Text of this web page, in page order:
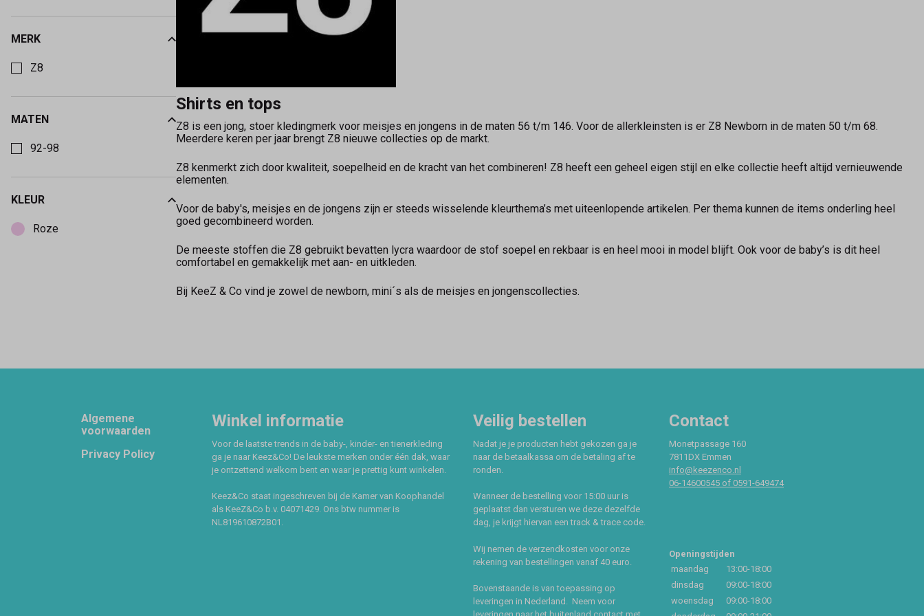
MERK
Z8
MATEN
92-98
KLEUR
Roze
Shirts en tops
Z8 is een jong, stoer kledingmerk voor meisjes en jongens in de maten 56 t/m 146. Voor de allerkleinsten is er Z8 Newborn in de maten 50 t/m 68.
Meerdere keren per jaar brengt Z8 nieuwe collecties op de markt.
Z8 kenmerkt zich door kwaliteit, soepelheid en de kracht van het combineren! Z8 heeft een geheel eigen stijl en elke collectie heeft altijd vernieuwende
elementen.
Voor de baby's, meisjes en de jongens zijn er steeds wisselende kleurthema’s met uiteenlopende artikelen. Per thema kunnen de items onderling heel
goed gecombineerd worden.
De meeste stoffen die Z8 gebruikt bevatten lycra waardoor de stof soepel en rekbaar is en heel mooi in model blijft. Ook voor de baby’s is dit heel
comfortabel en gemakkelijk met aan- en uitkleden.
Bij KeeZ & Co vind je zowel de newborn, mini´s als de meisjes en jongenscollecties.
Footer
Algemene
voorwaarden
Privacy Policy
Winkel informatie
Voor de laatste trends in de baby-, kinder- en tienerkleding
ga je naar Keez&Co! De leukste merken onder één dak, waar
je ontzettend welkom bent en waar je prettig kunt winkelen.
Keez&Co staat ingeschreven bij de Kamer van Koophandel
als KeeZ&Co b.v. 04071429. Ons btw nummer is
NL819610872B01.
Veilig bestellen
Nadat je je producten hebt gekozen ga je
naar de betaalkassa om de betaling af te
ronden.
Wanneer de bestelling voor 15:00 uur is
geplaatst dan versturen we deze dezelfde
dag, je krijgt hiervan een track & trace code.
Wij nemen de verzendkosten voor onze
rekening van bestellingen vanaf 40 euro.
Bovenstaande is van toepassing op
leveringen in Nederland. Neem voor
Contact
Monetpassage 160
7811DX Emmen
info@keezenco.nl
06-14600545 of 0591-649474
Openingstijden
maandag
13:00-18:00
dinsdag
09:00-18:00
woensdag
09:00-18:00